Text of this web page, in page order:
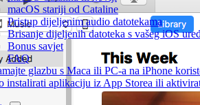
macOS stariji od Cataline
Pristup dijeljenim audio datotekama
Brisanje dijeljenih datoteka s vašeg iOS
Bonus savjet
FAQ
glazbu s Maca ili PC-a na iPhone
instalirati aplikaciju iz App Storea ili